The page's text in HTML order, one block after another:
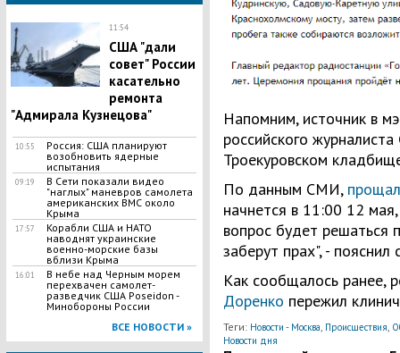
11:54
США "дали
совет" России
касательно
ремонта
"Адмирала Кузнецова"
10:55
Россия: США планируют
возобновить ядерные
испытания
09:19
В Сети показали видео
"наглых" маневров самолета
американских ВМС около
Крыма
17:57
Корабли США и НАТО
наводнят украинские
военно-морские базы
вблизи Крыма
16:01
В небе над Черным морем
перехвачен самолет-
разведчик США Poseidon -
Минобороны России
ВСЕ НОВОСТИ »
Напомним, источник в
российского
Троекуровском
По данным СМИ,
начнется в 11:00 12
вопрос будет решаться
заберут прах", - пояснил
Как сообщалось ранее,
Доренко пережил
Теги: Новости - Москва Происшествия
Новости дня